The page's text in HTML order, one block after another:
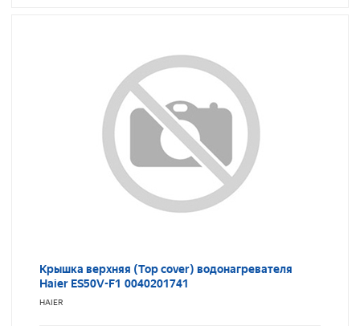
Крышка верхняя (Top cover) водонагревателя
Haier ES50V-F1 0040201741
HAIER